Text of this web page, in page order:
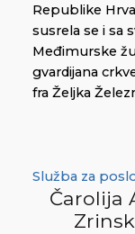
Republike
susrela se i sa
Međimurske
gvardijana
fra Željka
Služba za
Čarolija